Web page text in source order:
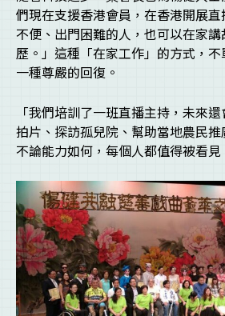
們現在支援香港會員，在香港開展
不便、出門困難的人，也可以在家
歷。」這種「在家工作」的方式，
一種尊嚴的回復。
「我們培訓了一班直播主持，未來
拍片、探訪孤兒院、幫助當地農民推
不論能力如何，每個人都值得被看見